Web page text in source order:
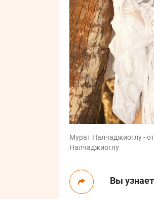
Мурат Налчаджиоглу -
Налчаджиоглу
Вы